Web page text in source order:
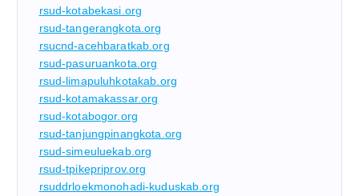
rsud-kotabekasi.org
rsud-tangerangkota.org
rsucnd-acehbaratkab.org
rsud-pasuruankota.org
rsud-limapuluhkotakab.org
rsud-kotamakassar.org
rsud-kotabogor.org
rsud-tanjungpinangkota.org
rsud-simeuluekab.org
rsud-tpikepriprov.org
rsuddrloekmonohadi-kuduskab.org